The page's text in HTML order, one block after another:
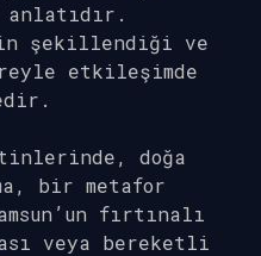
şekillendiği ve
etkileşimde
doğa
bir metafor
fırtınalı
veya bereketli